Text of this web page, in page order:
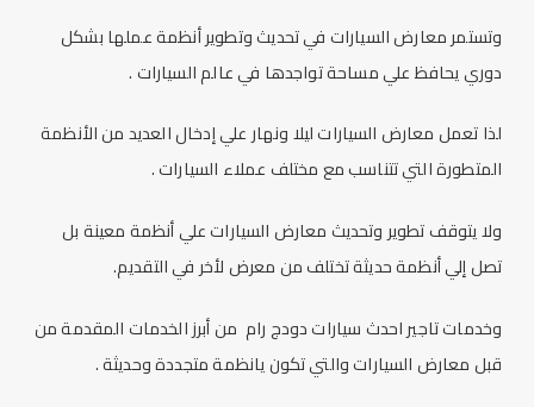
وتستمر معارض السيارات في تحديث وتطوير أنظمة عملها بشكل
دوري يحافظ علي مساحة تواجدها في عالم السيارات .
لذا تعمل معارض السيارات ليلا ونهار علي إدخال العديد من الأنظمة
المتطورة التي تتناسب مع مختلف عملاء السيارات .
ولا يتوقف تطوير وتحديث معارض السيارات علي أنظمة معينة بل
تصل إلي أنظمة حديثة تختلف من معرض لأخر في التقديم.
وخدمات تاجير احدث سيارات دودج رام من أبرز الخدمات المقدمة من
قبل معارض السيارات والتي تكون يانظمة متجددة وحديثة .